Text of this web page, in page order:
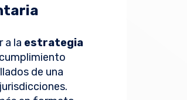
a la estrategia
de una